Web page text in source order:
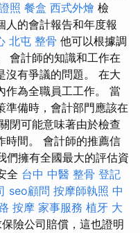
照 餐盒 西式外燴 檢
人的會計報告和年度報
北屯 整骨 他可以根據調
會計師的知識和工作在
沒有爭議的問題。 在大
作為全職員工工作。 當
準備時，會計部門應該在
閉可能意味著由於檢查
時間。 會計師的推薦信
們擁有全國最大的評估資
全 台中 中醫 整骨 登記
seo顧問 按摩師執照 中
按摩 家事服務 植牙 大
險公司賠償，這也證明